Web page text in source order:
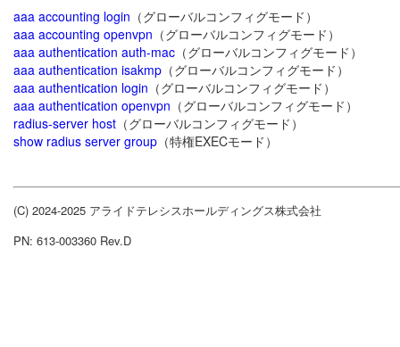
aaa accounting login （グローバルコンフィグモード）
aaa accounting openvpn （グローバルコンフィグモード）
aaa authentication auth-mac （グローバルコンフィグモード）
aaa authentication isakmp （グローバルコンフィグモード）
aaa authentication login （グローバルコンフィグモード）
aaa authentication openvpn （グローバルコンフィグモード）
radius-server host （グローバルコンフィグモード）
show radius server group （特権EXECモード）
(C) 2024-2025 アライドテレシスホールディングス株式会社
PN: 613-003360 Rev.D